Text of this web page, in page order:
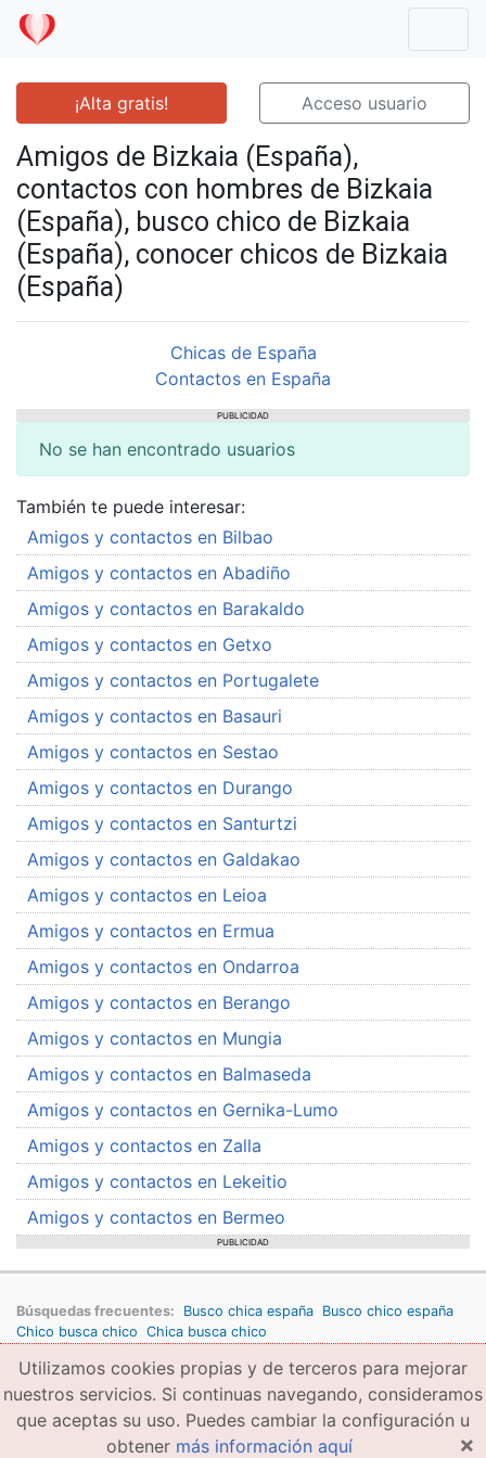
¡Alta gratis! Acceso usuario
Amigos de Bizkaia (España),
contactos con hombres de Bizkaia
(España), busco chico de Bizkaia
(España), conocer chicos de Bizkaia
(España)
Chicas de España
Contactos en España
PUBLICIDAD
No se han encontrado usuarios
También te puede interesar:
Amigos y contactos en Bilbao
Amigos y contactos en Abadiño
Amigos y contactos en Barakaldo
Amigos y contactos en Getxo
Amigos y contactos en Portugalete
Amigos y contactos en Basauri
Amigos y contactos en Sestao
Amigos y contactos en Durango
Amigos y contactos en Santurtzi
Amigos y contactos en Galdakao
Amigos y contactos en Leioa
Amigos y contactos en Ermua
Amigos y contactos en Ondarroa
Amigos y contactos en Berango
Amigos y contactos en Mungia
Amigos y contactos en Balmaseda
Amigos y contactos en Gernika-Lumo
Amigos y contactos en Zalla
Amigos y contactos en Lekeitio
Amigos y contactos en Bermeo
PUBLICIDAD
Búsquedas frecuentes: Busco chica españa Busco chico españa
Chico busca chico Chica busca chico
Copyright © 2026 amigae.com Condiciones generales de uso
Política de privacidad
Copyright
Utilizamos cookies propias y de terceros para mejorar
nuestros servicios. Si continuas navegando, consideramos
que aceptas su uso. Puedes cambiar la configuración u
obtener más información aquí ×